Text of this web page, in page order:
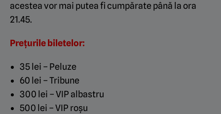
acestea vor mai putea fi cumpărate până la ora
21.45.
Prețurile biletelor:
35 lei – Peluze
60 lei – Tribune
300 lei – VIP albastru
500 lei – VIP roșu